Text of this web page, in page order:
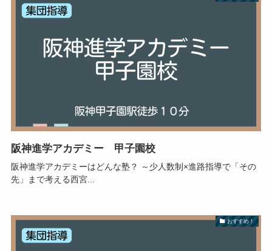
阪神進学アカデミー 甲子園校
阪神進学アカデミーはどんな塾？ ～少人数制×進路指導で「その
先」まで考える西宮...
おすすめ！